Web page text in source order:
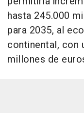
hasta 245.000
para 2035, al
continental, con
millones de